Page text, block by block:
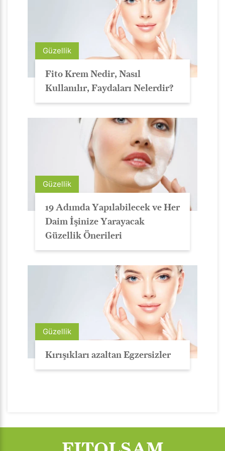
Güzellik
Fito Krem Nedir, Nasıl
Kullanılır, Faydaları Nelerdir?
Güzellik
19 Adımda Yapılabilecek ve Her
Daim İşinize Yarayacak
Güzellik Önerileri
Güzellik
Kırışıkları azaltan Egzersizler